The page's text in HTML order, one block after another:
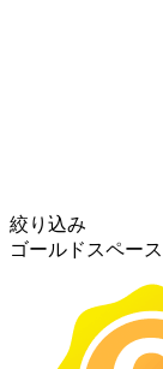
絞り込み
ゴールドスペース